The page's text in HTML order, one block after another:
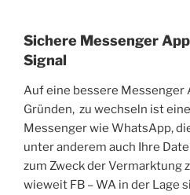
Sichere Messenger
Signal
Auf eine bessere Messenger
Gründen, zu wechseln ist
Messenger wie WhatsApp,
unter anderem auch Ihre
zum Zweck der Vermarktung
wieweit FB – WA in der Lage